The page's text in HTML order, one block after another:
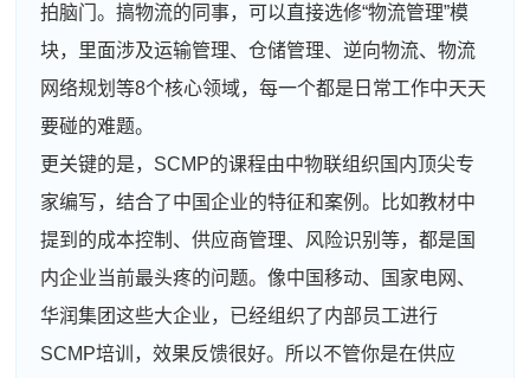
拍脑门。搞物流的同事，可以直接选修“物流管理”模
块，里面涉及运输管理、仓储管理、逆向物流、物流
网络规划等8个核心领域，每一个都是日常工作中天天
要碰的难题。
更关键的是，SCMP的课程由中物联组织国内顶尖专
家编写，结合了中国企业的特征和案例。比如教材中
提到的成本控制、供应商管理、风险识别等，都是国
内企业当前最头疼的问题。像中国移动、国家电网、
华润集团这些大企业，已经组织了内部员工进行
SCMP培训，效果反馈很好。所以不管你是在供应